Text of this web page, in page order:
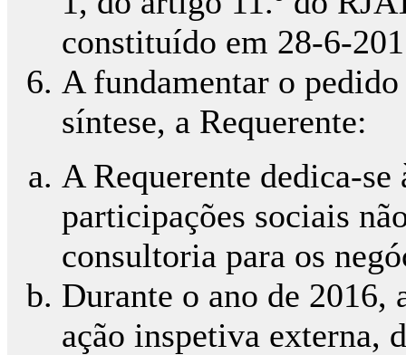
constituído em 28-6-
A fundamentar o
síntese, a Requerente:
A Requerente dedica-se
participações sociais
consultoria para os
Durante o ano de 2016,
ação inspetiva externa,